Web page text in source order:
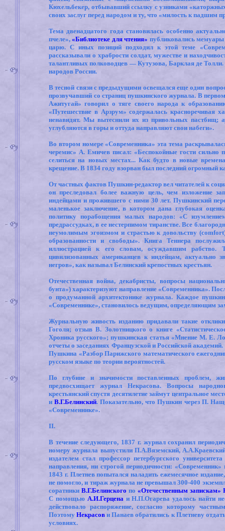
Кюхельбекер, отбывавший ссылку с узниками
своих заслуг перед народом и ту, что «милость к падшим
Тема двенадцатого года становилась особенно
пчеле»,«Библиотеке для чтения» публиковались мемуары
царю. С иных позиций подходил к этой теме
рассказывали о храбрости солдат, мужестве и
талантливых полководцев — Кутузова, Барклая де
народов России.
В тесной связи с предыдущими освещался еще один
прозвучавший со страниц пушкинского журнала. В
Ажитугай» говорил о тяге своего народа к
«Путешествие в Арзрум» содержалась красноречивая
ненавидят. Мы вытеснили их из привольных пастбищ;
углубляются в горы и оттуда направляют свои набеги».
Во втором номере «Современника» эта тема
черемис» А. Емичев писал: «Беспокойные гости сильно
селиться на новых местах... Как будто в новые
крещение. В 1834 году взорван был последний огромный
От частных фактов Пушкин-редактор вел читателей к
он преследовал более важную цель, чем изложение
индейцами и прожившего с ними 30 лет. Пушкинский
маленькое заключение, в котором дана глубокая
политику порабощения малых народов: «С
предрассудках, в ее нестерпимом тиранстве. Все
неумолимым эгоизмом и страстью к довольству (comfort
образованности и свободы». Книга Теннера
иллюстрацией к его словам, осуждавшим рабство.
цивилизованных американцев к индейцам, актуально
негров», как называл Белинский крепостных крестьян.
Отечественная война, декабристы, вопросы
бунта») характеризуют направление «Современника».
о продуманной архитектонике журнала. Каждое
«Современнике», становилось ведущим, определяющим
Журнальную живость изданию придавали такие
Гоголя; отзыв В. Золотницкого о книге
Хроника русского»; пушкинская статья «Мнение М. Е.
отчеты о заседаниях Французской и Российской
Пушкина «Разбор Парижского математического
русском языке по теории вероятностей.
По глубине и значимости поставленных проблем,
предвосхищает журнал Некрасова. Вопросы
крестьянский спустя десятилетие займут центральное
иВ.Г.Белинский. Показательно, что Пушкин через П.
«Современнике».
II.
В течение следующего, 1837 г. журнал сохранил
номеру журнала выпустили П.А.Вяземский,
издателем стал профессор петербургского
направления, ни строгой периодичности:
1843 г. Плетнев попытался наладить ежемесячное
не помогло, и тираж журнала не превышал 300-400
соратники В.Г.Белинского по «Отечественным запискам»
С помощью А.И.Герценаи Н.П.Огарева удалось найти
действовало распоряжение, согласно которому частным
ПоэтомуНекрасов и Панаев обратились к Плетневу
условиях.